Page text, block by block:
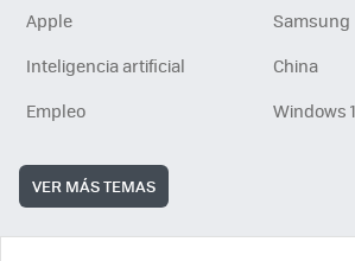
Apple
Samsung
Inteligencia artificial
China
Empleo
Windows
VER MÁS TEMAS